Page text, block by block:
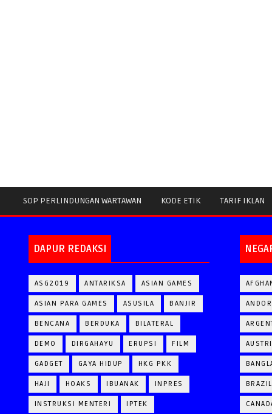
SOP PERLINDUNGAN WARTAWAN KODE ETIK TARIF IKLAN
DAPUR REDAKSI
ASG2019 ANTARIKSA ASIAN GAMES
ASIAN PARA GAMES ASUSILA BANJIR
BENCANA BERDUKA BILATERAL
DEMO DIRGAHAYU ERUPSI FILM
GADGET GAYA HIDUP HKG PKK
HAJI HOAKS IBUANAK INPRES
INSTRUKSI MENTERI IPTEK
BRAZIL